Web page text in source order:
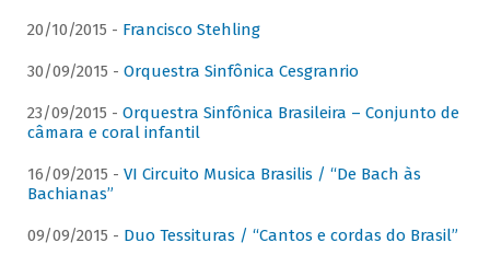
20/10/2015 - Francisco Stehling
30/09/2015 - Orquestra Sinfônica Cesgranrio
23/09/2015 - Orquestra Sinfônica Brasileira – Conjunto de
câmara e coral infantil
16/09/2015 - VI Circuito Musica Brasilis / “De Bach às
Bachianas”
09/09/2015 - Duo Tessituras / “Cantos e cordas do Brasil”